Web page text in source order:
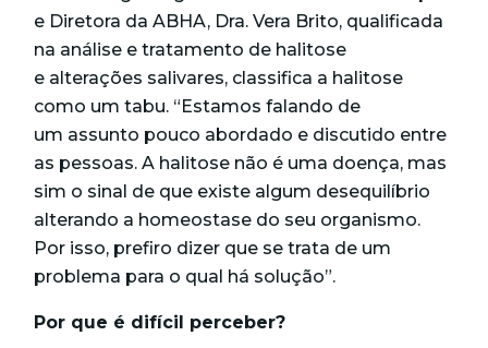
e Diretora da ABHA, Dra. Vera Brito, qualificada
na análise e tratamento de halitose
e alterações salivares, classifica a halitose
como um tabu. “Estamos falando de
um assunto pouco abordado e discutido entre
as pessoas. A halitose não é uma doença, mas
sim o sinal de que existe algum desequilíbrio
alterando a homeostase do seu organismo.
Por isso, prefiro dizer que se trata de um
problema para o qual há solução”.
Por que é difícil perceber?